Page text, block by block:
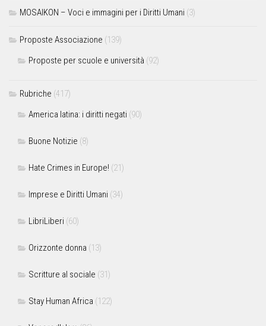
MOSAIKON – Voci e immagini per i Diritti Umani (3)
Proposte Associazione (139)
Proposte per scuole e università (92)
Rubriche (417)
America latina: i diritti negati (90)
Buone Notizie (8)
Hate Crimes in Europe! (21)
Imprese e Diritti Umani (34)
LibriLiberi (60)
Orizzonte donna (13)
Scritture al sociale (31)
Stay Human Africa (122)